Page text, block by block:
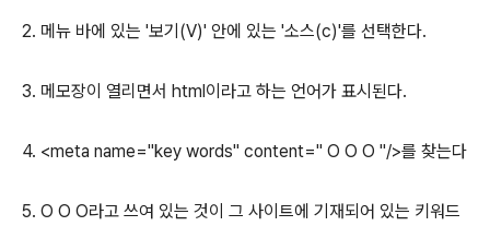
2. 메뉴 바에 있는 '보기(V)' 안에 있는 '소스(c)'를 선택한다.
3. 메모장이 열리면서 html이라고 하는 언어가 표시된다.
4. <meta name="key words" content=" O O O "/>를 찾는다
5. O O O라고 쓰여 있는 것이 그 사이트에 기재되어 있는 키워드